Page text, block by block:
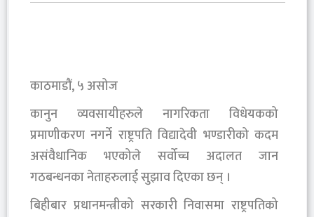
काठमाडौं, ५ असोज
कानुन व्यवसायीहरुले नागरिकता विधेयकको
प्रमाणीकरण नगर्ने राष्ट्रपति विद्यादेवी भण्डारीको कदम
असंवैधानिक भएकोले सर्वोच्च अदालत जान
गठबन्धनका नेताहरुलाई सुझाव दिएका छन् ।
बिहीबार प्रधानमन्त्रीको सरकारी निवासमा राष्ट्रपतिको